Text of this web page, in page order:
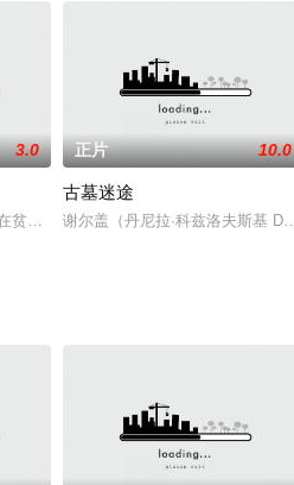
役，在选择职业时，她出人意料的放弃
3.0
贫苦的环境扶养四个小孩长大，但各自
正片 10.0
古墓迷途
谢尔盖（丹尼拉·科兹洛夫斯基